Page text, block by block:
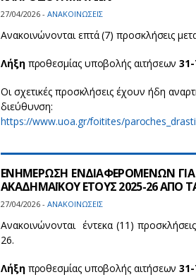
27/04/2026 - ΑΝΑΚΟΙΝΩΣΕΙΣ
Ανακοινώνονται επτά (7) προσκλήσεις
Λήξη προθεσμίας υποβολής αιτήσεων
Οι σχετικές προσκλήσεις έχουν ήδη
διεύθυνση:
https://www.uoa.gr/foitites/
ΕΝΗΜΕΡΩΣΗ ΕΝΔΙΑΦΕΡΟΜΕΝΩΝ
ΑΚΑΔΗΜΑΪΚΟΥ ΕΤΟΥΣ 2025-26
27/04/2026 - ΑΝΑΚΟΙΝΩΣΕΙΣ
Ανακοινώνονται έντεκα (11)
26.
Λήξη προθεσμίας υποβολής αιτήσεων